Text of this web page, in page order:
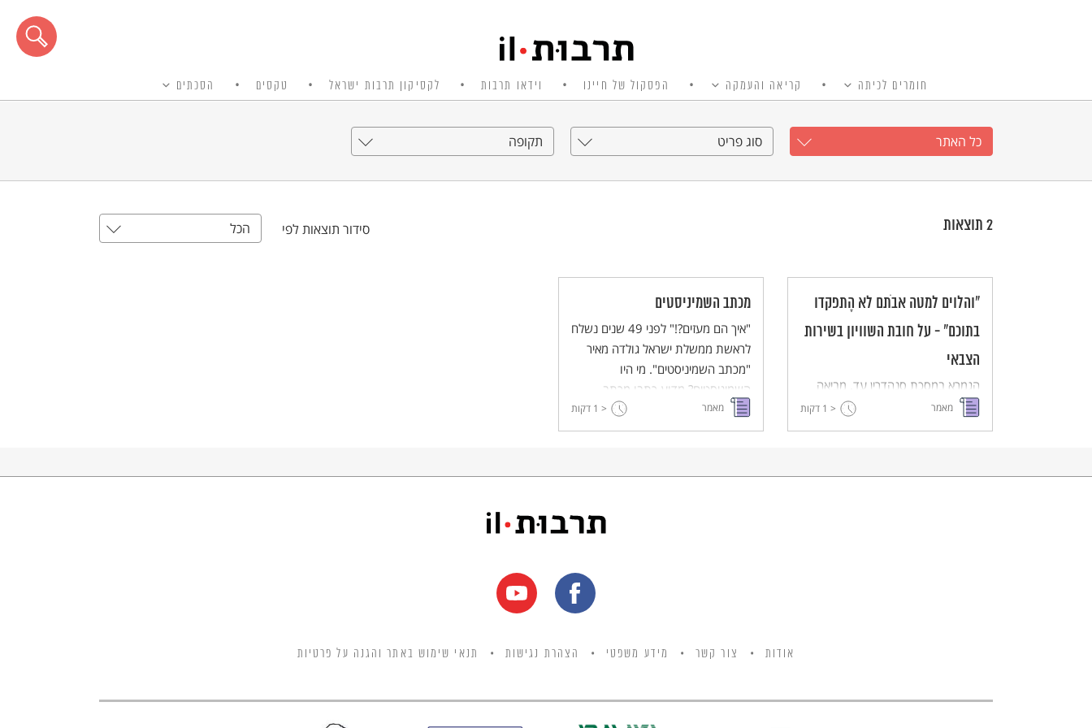
חומרים לכיתה קריאה והעמקה הפסקול של חיינו וידאו תרבות לקסיקון תרבות ישראל טקסים הסכתים
כל האתר סוג פריט תקופה
2 תוצאות סידור תוצאות לפי הכל
"והלוים למטה אבֹתם לא הָתפקדו
בתוכם" - על חובת השוויון בשירות
הצבאי
הגמרא במסכת סנהדרין עד. מביאה
את האיסור לאדם להרוג אדם אחר גם
מאמר < 1 דקות
מכתב השמיניסטים
"איך הם מעזים?!" לפני 49 שנים נשלח
לראשת ממשלת ישראל גולדה מאיר
"מכתב השמיניסטים". מי היו
השמיניסטים? מדוע כתבו מכתב
לראשת הממשלה? האם מדובר
במחאה לגיטימית?
מאמר < 1 דקות
אודות צור קשר מידע משפטי הצהרת נגישות תנאי שימוש באתר והגנה על פרטיות